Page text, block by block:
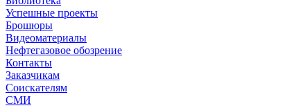
Успешные проекты
Брошюры
Видеоматериалы
Нефтегазовое обозрение
Контакты
Заказчикам
Соискателям
СМИ